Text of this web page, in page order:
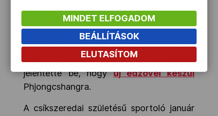
visszacsúszott, a specialitásának számító
leggyorsabb szakágban, lesiklásban
ugyanúgy a legjobb 15 között indulhat
majd. A sportolónő tavaly májusban
jelentette be, hogyúj edzővel készül
Phjongcshangra.
A csíkszeredai születésű sportoló január
MINDET ELFOGADOM
BEÁLLÍTÁSOK
ELUTASÍTOM